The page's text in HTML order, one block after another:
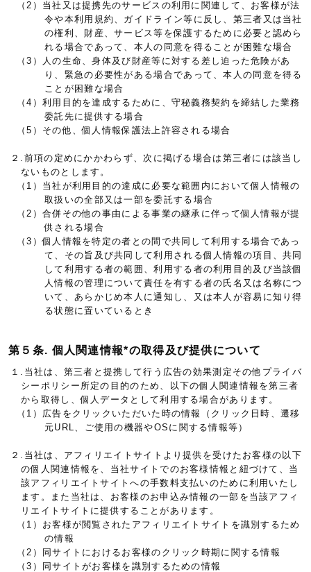
（2）当社又は提携先のサービスの利用に関連して、お客様が法
令や本利用規約、ガイドライン等に反し、第三者又は当社
の権利、財産、サービス等を保護するために必要と認めら
れる場合であって、本人の同意を得ることが困難な場合
（3）人の生命、身体及び財産等に対する差し迫った危険があ
り、緊急の必要性がある場合であって、本人の同意を得る
ことが困難な場合
（4）利用目的を達成するために、守秘義務契約を締結した業務
委託先に提供する場合
（5）その他、個人情報保護法上許容される場合
２.前項の定めにかかわらず、次に掲げる場合は第三者には該当し
ないものとします。
（1）当社が利用目的の達成に必要な範囲内において個人情報の
取扱いの全部又は一部を委託する場合
（2）合併その他の事由による事業の継承に伴って個人情報が提
供される場合
（3）個人情報を特定の者との間で共同して利用する場合であっ
て、その旨及び共同して利用される個人情報の項目、共同
して利用する者の範囲、利用する者の利用目的及び当該個
人情報の管理について責任を有する者の氏名又は名称につ
いて、あらかじめ本人に通知し、又は本人が容易に知り得
る状態に置いているとき
第５条. 個人関連情報*の取得及び提供について
１.当社は、第三者と提携して行う広告の効果測定その他プライバ
シーポリシー所定の目的のため、以下の個人関連情報を第三者
から取得し、個人データとして利用する場合があります。
（1）広告をクリックいただいた時の情報（クリック日時、遷移
元URL、ご使用の機器やOSに関する情報等）
２.当社は、アフィリエイトサイトより提供を受けたお客様の以下
の個人関連情報を、当社サイトでのお客様情報と紐づけて、当
該アフィリエイトサイトへの手数料支払いのために利用いたし
ます。また当社は、お客様のお申込み情報の一部を当該アフィ
リエイトサイトに提供することがあります。
（1）お客様が閲覧されたアフィリエイトサイトを識別するため
の情報
（2）同サイトにおけるお客様のクリック時期に関する情報
（3）同サイトがお客様を識別するための情報